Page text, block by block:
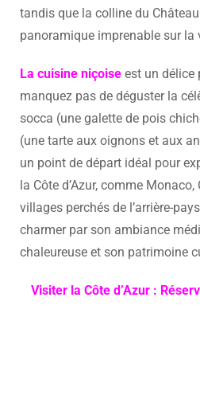
tandis que la colline du
panoramique imprenable sur la
La cuisine niçoise est un délice
manquez pas de déguster la
socca (une galette de pois
(une tarte aux oignons et aux
un point de départ idéal pour
la Côte d’Azur, comme
villages perchés de l’arrière-
charmer par son ambiance
chaleureuse et son patrimoine
Visiter la Côte d’Azur :